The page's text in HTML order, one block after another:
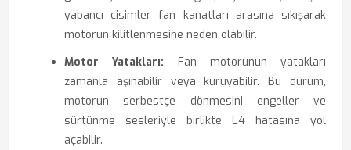
yabancı cisimler fan kanatları arasına sıkışarak
motorun kilitlenmesine neden olabilir.
Motor Yatakları: Fan motorunun yatakları
zamanla aşınabilir veya kuruyabilir. Bu durum,
motorun serbestçe dönmesini engeller ve
sürtünme sesleriyle birlikte E4 hatasına yol
açabilir.